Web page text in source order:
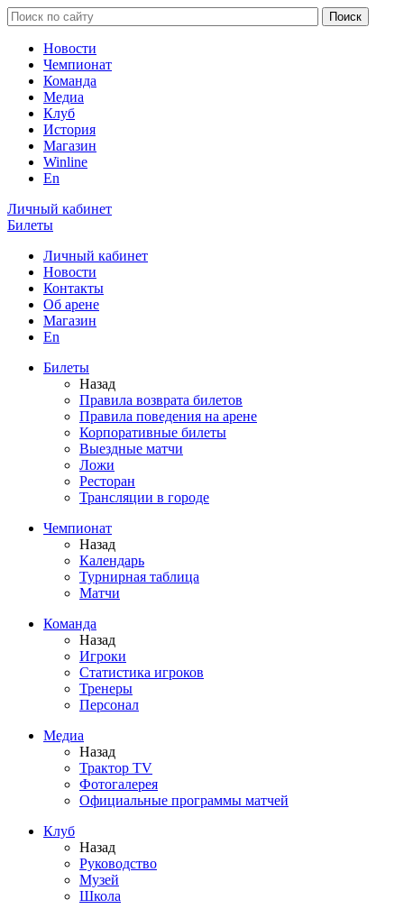
Новости
Чемпионат
Команда
Медиа
Клуб
История
Магазин
Winline
En
Личный кабинет
Билеты
Личный кабинет
Новости
Контакты
Об арене
Магазин
En
Билеты
Назад
Правила возврата билетов
Правила поведения на арене
Корпоративные билеты
Выездные матчи
Ложи
Ресторан
Трансляции в городе
Чемпионат
Назад
Календарь
Турнирная таблица
Матчи
Команда
Назад
Игроки
Статистика игроков
Тренеры
Персонал
Медиа
Назад
Трактор TV
Фотогалерея
Официальные программы матчей
Клуб
Назад
Руководство
Музей
Школа